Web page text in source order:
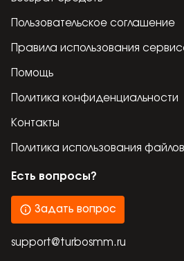
Пользовательское соглашение
Правила использования
Помощь
Политика конфиденциальности
Контакты
Политика использования
Есть вопросы?
Задать вопрос
support@turbosmm.ru